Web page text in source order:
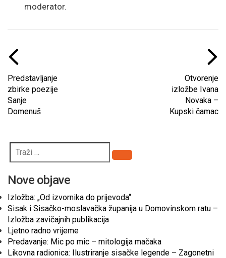
moderator.
Predstavljanje
zbirke poezije
Sanje
Domenuš
Otvorenje
izložbe Ivana
Novaka –
Kupski čamac
Pretraži
Nove objave
Izložba: „Od izvornika do prijevoda“
Sisak i Sisačko-moslavačka županija u Domovinskom ratu –
Izložba zavičajnih publikacija
Ljetno radno vrijeme
Predavanje: Mic po mic – mitologija mačaka
Likovna radionica: Ilustriranje sisačke legende – Zagonetni